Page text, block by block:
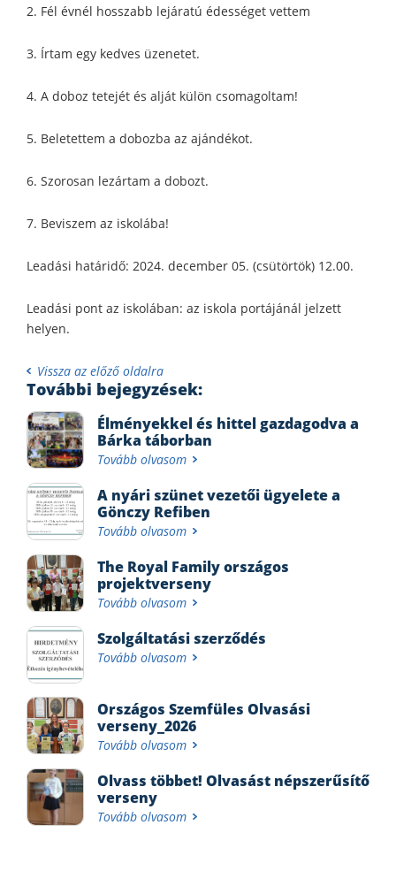
2. Fél évnél hosszabb lejáratú édességet vettem
3. Írtam egy kedves üzenetet.
4. A doboz tetejét és alját külön csomagoltam!
5. Beletettem a dobozba az ajándékot.
6. Szorosan lezártam a dobozt.
7. Beviszem az iskolába!
Leadási határidő: 2024. december 05. (csütörtök) 12.00.
Leadási pont az iskolában: az iskola portájánál jelzett
helyen.
Vissza az előző oldalra
További bejegyzések:
Élményekkel és hittel gazdagodva a
Bárka táborban
Tovább olvasom
A nyári szünet vezetői ügyelete a
Gönczy Refiben
Tovább olvasom
The Royal Family országos
projektverseny
Tovább olvasom
Szolgáltatási szerződés
Tovább olvasom
Országos Szemfüles Olvasási
verseny_2026
Tovább olvasom
Olvass többet! Olvasást népszerűsítő
verseny
Tovább olvasom